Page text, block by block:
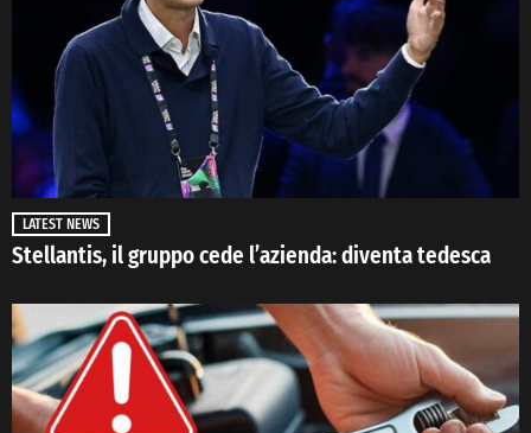
LATEST NEWS
Stellantis, il gruppo cede l’azienda: diventa tedesca